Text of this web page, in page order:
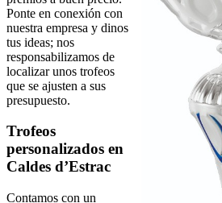
Ponte en conexión con
nuestra empresa y dinos
tus ideas; nos
responsabilizamos de
localizar unos trofeos
que se ajusten a sus
presupuesto.
Trofeos
personalizados en
Caldes d’Estrac
Contamos con un